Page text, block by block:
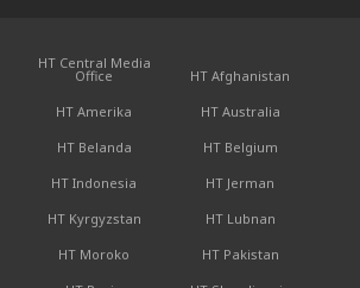
HT Central Media
Office
HT Afghanistan
HT Amerika
HT Australia
HT Belanda
HT Belgium
HT Indonesia
HT Jerman
HT Kyrgyzstan
HT Lubnan
HT Moroko
HT Pakistan